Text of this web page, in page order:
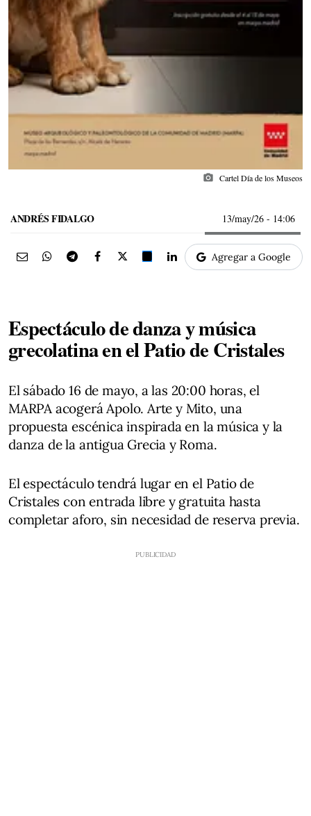
photo_camera Cartel Día de los Museos
ANDRÉS FIDALGO 13/may/26 - 14:06
Agregar a Google
Espectáculo de danza y música
grecolatina en el Patio de Cristales
El sábado 16 de mayo, a las 20:00 horas, el
MARPA acogerá Apolo. Arte y Mito, una
propuesta escénica inspirada en la música y la
danza de la antigua Grecia y Roma.
El espectáculo tendrá lugar en el Patio de
Cristales con entrada libre y gratuita hasta
completar aforo, sin necesidad de reserva previa.